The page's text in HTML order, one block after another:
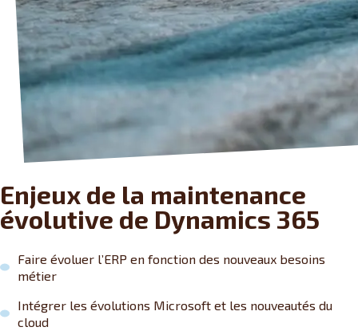
Enjeux de la maintenance
évolutive de Dynamics 365
Faire évoluer l’ERP en fonction des nouveaux besoins
métier
Intégrer les évolutions Microsoft et les nouveautés du
cloud